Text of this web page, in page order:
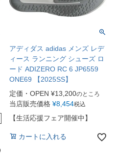
アディダス adidas メンズ レデ
ィース ランニング シューズ ロ
ード ADIZERO RC 6 JP6559
ONE69 【2025SS】
定価・OPEN ¥13,200のところ
当店販売価格 ¥8,454税込
【生活応援フェア開催中】
カートに入れる